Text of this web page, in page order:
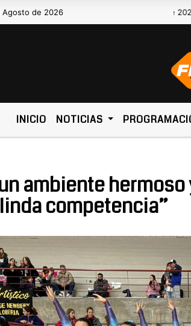
Agosto de 2026
Hoy es Jueves 6 de Agosto de 2026 y son
INICIO NOTICIAS
ambiente
competencia”